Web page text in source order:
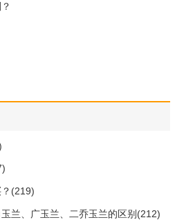
(219)
兰、广玉兰、二乔玉兰的区别(212)